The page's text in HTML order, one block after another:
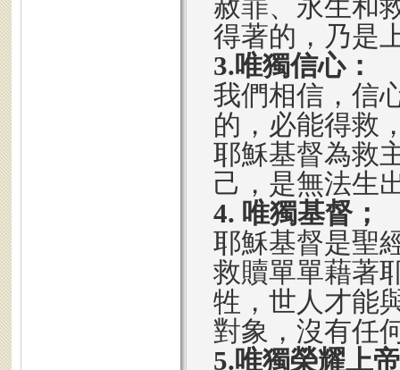
赦罪、永生和
得著的，乃是
3.唯獨信心：
我們相信，信
的，必能得救
耶穌基督為救
己，是無法生
4. 唯獨基督；
耶穌基督是聖
救贖單單藉著
牲，世人才能
對象，沒有任
5.唯獨榮耀上